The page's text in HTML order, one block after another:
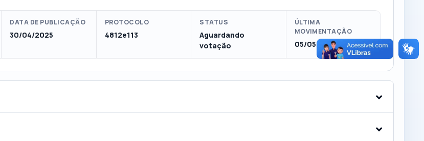
DATA DE PUBLICAÇÃO
30/04/2025
PROTOCOLO
4812e113
STATUS
Aguardando
votação
ÚLTIMA
MOVIMENTAÇÃO
05/05/2025